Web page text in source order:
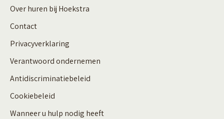
Over huren bij Hoekstra
Contact
Privacyverklaring
Verantwoord ondernemen
Antidiscriminatiebeleid
Cookiebeleid
Wanneer u hulp nodig heeft